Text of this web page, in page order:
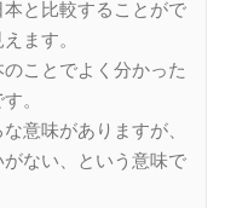
と比較することがで
ます。
ことでよく分かった
。
意味がありますが、
ない、という意味で